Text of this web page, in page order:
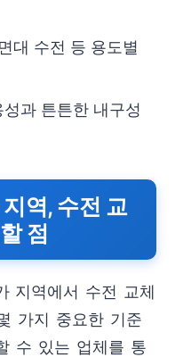
대 수전 등 용도별
과 튼튼한 내구성
역, 수전 교
점
지역에서 수전 교체
가지 중요한 기준
수 있는 업체를 통